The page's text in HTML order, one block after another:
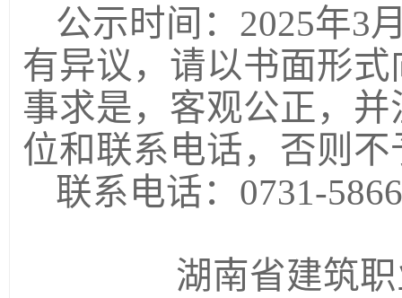
公示时间： 2025年3
有异议，请以书面形式
事求是，客观公正，
位和联系电话，否则不
联系电话： 0731-
湖南省建筑